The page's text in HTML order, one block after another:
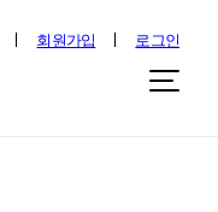
회원가입 로그인